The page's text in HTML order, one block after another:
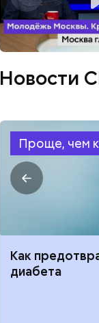
Новости
Проще, чем
Как
диабета